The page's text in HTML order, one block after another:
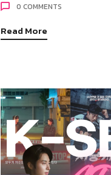
0 COMMENTS
Read More